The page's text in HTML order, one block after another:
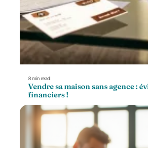
8 min read
Vendre sa maison sans agence :
financiers !